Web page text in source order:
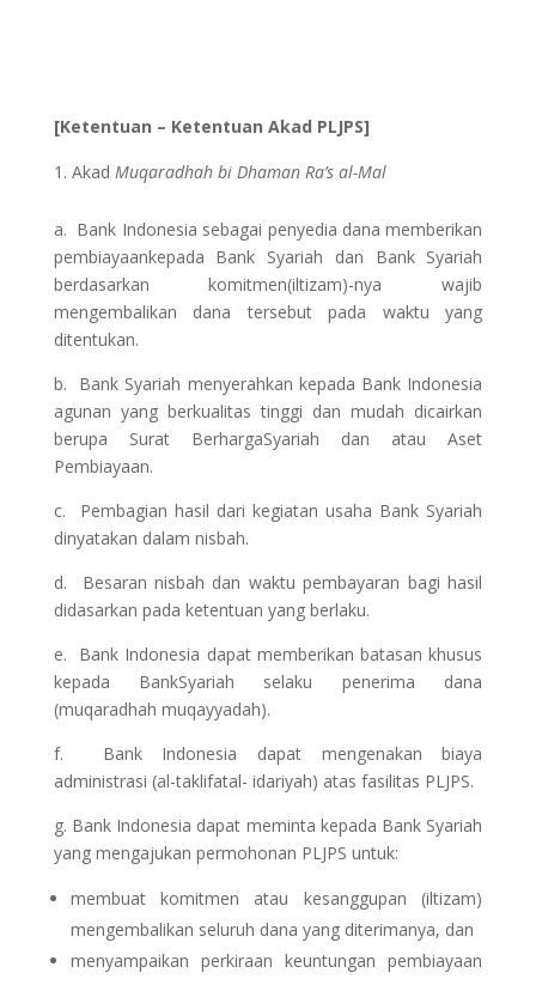
[Ketentuan – Ketentuan Akad PLJPS]
Akad Muqaradhah bi Dhaman Ra’s al-Mal
a. Bank Indonesia sebagai penyedia dana memberikan
pembiayaankepada Bank Syariah dan Bank Syariah
berdasarkan komitmen(iltizam)-nya wajib
mengembalikan dana tersebut pada waktu yang
ditentukan.
b. Bank Syariah menyerahkan kepada Bank Indonesia
agunan yang berkualitas tinggi dan mudah dicairkan
berupa Surat BerhargaSyariah dan atau Aset
Pembiayaan.
c. Pembagian hasil dari kegiatan usaha Bank Syariah
dinyatakan dalam nisbah.
d. Besaran nisbah dan waktu pembayaran bagi hasil
didasarkan pada ketentuan yang berlaku.
e. Bank Indonesia dapat memberikan batasan khusus
kepada BankSyariah selaku penerima dana
(muqaradhah muqayyadah).
f. Bank Indonesia dapat mengenakan biaya
administrasi (al-taklifatal- idariyah) atas fasilitas PLJPS.
g. Bank Indonesia dapat meminta kepada Bank Syariah
yang mengajukan permohonan PLJPS untuk:
membuat komitmen atau kesanggupan (iltizam)
mengembalikan seluruh dana yang diterimanya, dan
menyampaikan perkiraan keuntungan pembiayaan